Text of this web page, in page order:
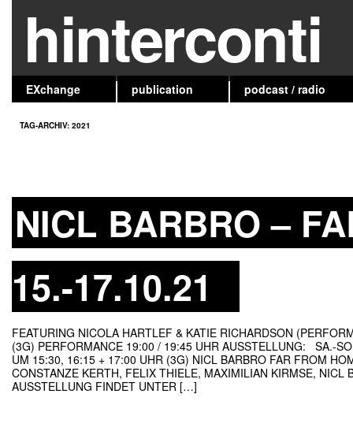
hinterconti
EXchange publication podcast / radio
TAG-ARCHIV: 2021
NICL BARBRO –
15.-17.10.21
FEATURING NICOLA HARTLEF & KATIE RICHARDSON
(3G) PERFORMANCE 19:00 / 19:45 UHR AUSSTELLUNG: SA.-
UM 15:30, 16:15 + 17:00 UHR (3G) NICL BARBRO FAR FROM
CONSTANZE KERTH, FELIX THIELE, MAXIMILIAN KIRMSE, NICL
AUSSTELLUNG FINDET UNTER […]